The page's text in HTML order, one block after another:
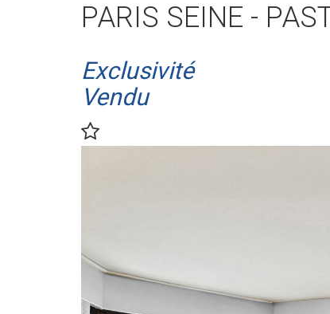
PARIS SEINE -
Exclusivité
Vendu